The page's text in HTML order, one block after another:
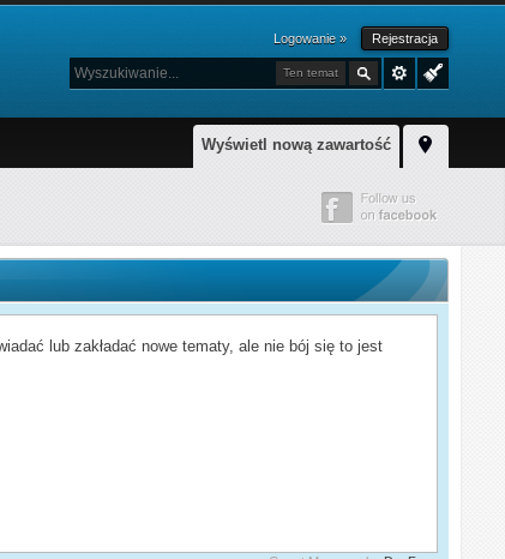
Logowanie » Rejestracja
Ten temat
Wyświetl nową zawartość
lub zakładać nowe tematy, ale nie bój się to jest